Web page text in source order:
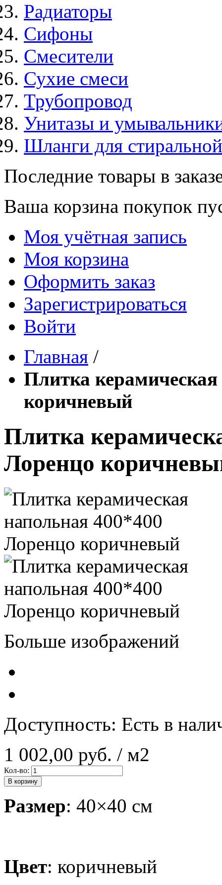
Радиаторы
Сифоны
Смесители
Сухие смеси
Трубопровод
Унитазы и
Шланги для
Последние товары в
Ваша корзина покупок
Моя учётная запись
Моя корзина
Оформить заказ
Зарегистрироваться
Войти
Главная /
Плитка
коричневый
Плитка
Лоренцо
Больше изображений
Доступность: Есть в
1 002,00 руб. / м2
Кол-во:
В корзину
Размер: 40×40 см
Цвет: коричневый